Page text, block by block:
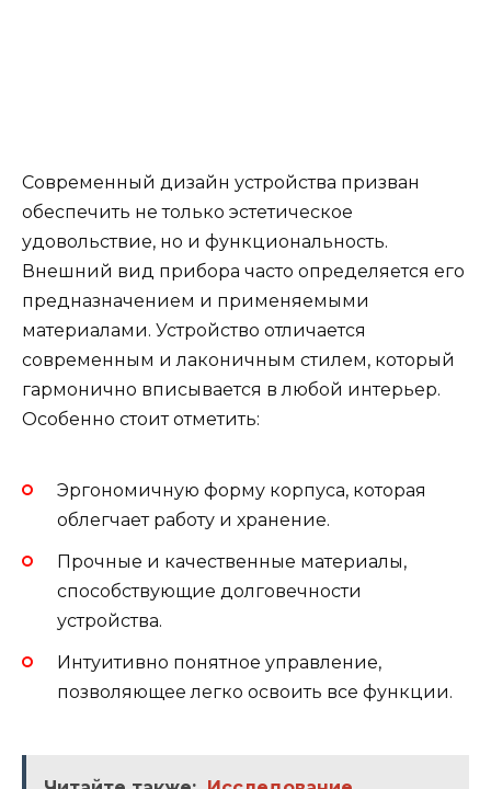
Современный дизайн устройства призван
обеспечить не только эстетическое
удовольствие, но и функциональность.
Внешний вид прибора часто определяется его
предназначением и применяемыми
материалами. Устройство отличается
современным и лаконичным стилем, который
гармонично вписывается в любой интерьер.
Особенно стоит отметить:
Эргономичную форму корпуса, которая
облегчает работу и хранение.
Прочные и качественные материалы,
способствующие долговечности
устройства.
Интуитивно понятное управление,
позволяющее легко освоить все функции.